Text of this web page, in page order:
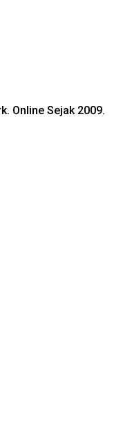
Online Sejak 2009.